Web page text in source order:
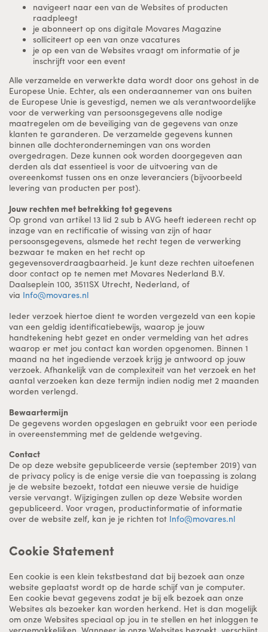
navigeert naar een van de Websites of producten
raadpleegt
je abonneert op ons digitale Movares Magazine
solliciteert op een van onze vacatures
je op een van de Websites vraagt om informatie of je
inschrijft voor een event
Alle verzamelde en verwerkte data wordt door ons gehost in de
Europese Unie. Echter, als een onderaannemer van ons buiten
de Europese Unie is gevestigd, nemen we als verantwoordelijke
voor de verwerking van persoonsgegevens alle nodige
maatregelen om de beveiliging van de gegevens van onze
klanten te garanderen. De verzamelde gegevens kunnen
binnen alle dochterondernemingen van ons worden
overgedragen. Deze kunnen ook worden doorgegeven aan
derden als dat essentieel is voor de uitvoering van de
overeenkomst tussen ons en onze leveranciers (bijvoorbeeld
levering van producten per post).
Jouw rechten met betrekking tot gegevens
Op grond van artikel 13 lid 2 sub b AVG heeft iedereen recht op
inzage van en rectificatie of wissing van zijn of haar
persoonsgegevens, alsmede het recht tegen de verwerking
bezwaar te maken en het recht op
gegevensoverdraagbaarheid. Je kunt deze rechten uitoefenen
door contact op te nemen met Movares Nederland B.V.
Daalseplein 100, 3511SX Utrecht, Nederland, of
via Info@movares.nl
Ieder verzoek hiertoe dient te worden vergezeld van een kopie
van een geldig identificatiebewijs, waarop je jouw
handtekening hebt gezet en onder vermelding van het adres
waarop er met jou contact kan worden opgenomen. Binnen 1
maand na het ingediende verzoek krijg je antwoord op jouw
verzoek. Afhankelijk van de complexiteit van het verzoek en het
aantal verzoeken kan deze termijn indien nodig met 2 maanden
worden verlengd.
Bewaartermijn
De gegevens worden opgeslagen en gebruikt voor een periode
in overeenstemming met de geldende wetgeving.
Contact
De op deze website gepubliceerde versie (september 2019) van
de privacy policy is de enige versie die van toepassing is zolang
je de website bezoekt, totdat een nieuwe versie de huidige
versie vervangt. Wijzigingen zullen op deze Website worden
gepubliceerd. Voor vragen, productinformatie of informatie
over de website zelf, kan je je richten tot Info@movares.nl
Cookie Statement
Een cookie is een klein tekstbestand dat bij bezoek aan onze
website geplaatst wordt op de harde schijf van je computer.
Een cookie bevat gegevens zodat je bij elk bezoek aan onze
Websites als bezoeker kan worden herkend. Het is dan mogelijk
om onze Websites speciaal op jou in te stellen en het inloggen te